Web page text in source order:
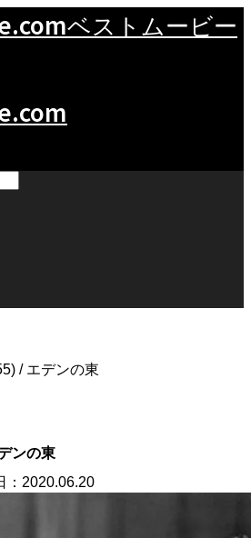
ベストムービー
/ エデンの東
ンの東
：2020.06.20